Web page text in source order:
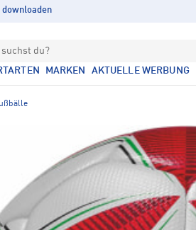
downloaden
suchst du?
MARKEN AKTUELLE WERBUNG